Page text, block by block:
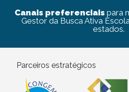
Canais preferenciaispara
Gestor da Busca Ativa
estados.
Parceiros estratégicos